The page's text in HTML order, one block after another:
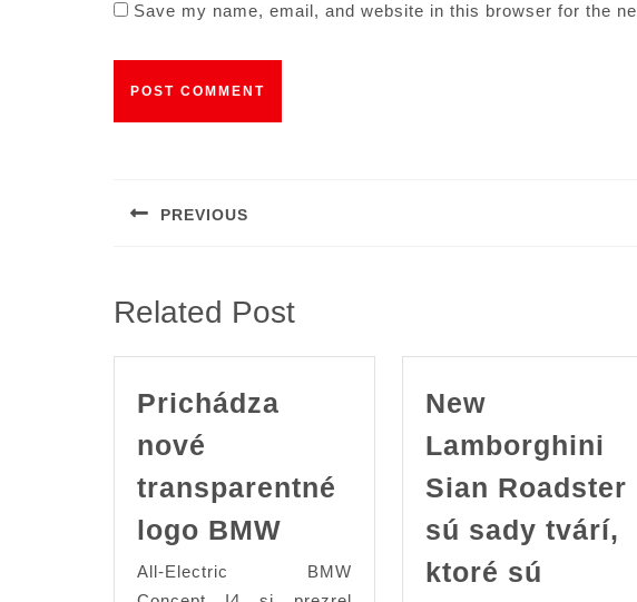
Save my name, email, and website in this browser for the
navigation
PREVIOUS
Related Post
Prichádza
nové
transparentné
logo BMW
transparentné
All-Electric BMW
New
Lamborghini
Sian Roadster
sú sady tvárí,
ktoré sú